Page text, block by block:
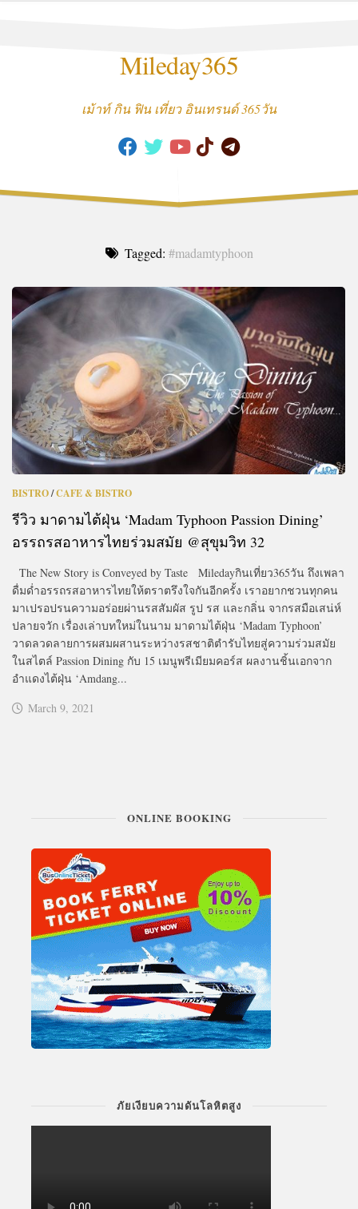
Mileday365
เม้าท์ กิน ฟิน เที่ยว อินเทรนด์ 365วัน
Tagged: #madamtyphoon
BISTRO/CAFE & BISTRO
รีวิว มาดามไต้ฝุ่น ‘Madam Typhoon Passion Dining’
อรรถรสอาหารไทยร่วมสมัย @สุขุมวิท 32
The New Story is Conveyed by Taste Miledayกินเที่ยว365วัน ถึงเพลา
ดื่มด่ำอรรถรสอาหารไทยให้ตราตรึงใจกันอีกครั้ง เราอยากชวนทุกคน
มาเปรอปรนความอร่อยผ่านรสสัมผัส รูป รส และกลิ่น จากรสมือเสน่ห์
ปลายจวัก เรื่องเล่าบทใหม่ในนาม มาดามไต้ฝุ่น ‘Madam Typhoon’
วาดลวดลายการผสมผสานระหว่างรสชาติตำรับไทยสู่ความร่วมสมัย
ในสไตล์ Passion Dining กับ 15 เมนูพรีเมียมคอร์ส ผลงานชิ้นเอกจาก
อำแดงไต้ฝุ่น ‘Amdang...
March 9, 2021
ONLINE BOOKING
ภัยเงียบความดันโลหิตสูง